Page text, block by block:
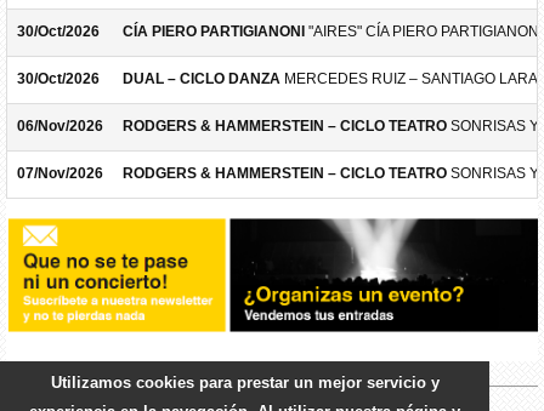
30/Oct/2026 CÍA PIERO PARTIGIANONI "AIRES" CÍA PIERO PARTIGIANONI
30/Oct/2026 DUAL – CICLO DANZA MERCEDES RUIZ – SANTIAGO LARA
06/Nov/2026 RODGERS & HAMMERSTEIN – CICLO TEATRO SONRISAS Y
07/Nov/2026 RODGERS & HAMMERSTEIN – CICLO TEATRO SONRISAS Y
Utilizamos cookies para prestar un mejor servicio y